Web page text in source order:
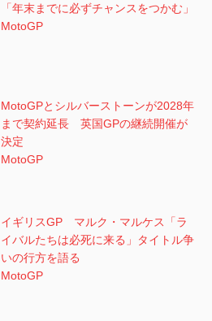
「年末までに必ずチャンスをつかむ」
MotoGP
MotoGPとシルバーストーンが2028年
まで契約延長 英国GPの継続開催が
決定
MotoGP
イギリスGP マルク・マルケス「ラ
イバルたちは必死に来る」タイトル争
いの行方を語る
MotoGP